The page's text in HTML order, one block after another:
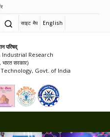
साइट मैप English
परिषद्
Research
भारत सरकार)
Govt. of India